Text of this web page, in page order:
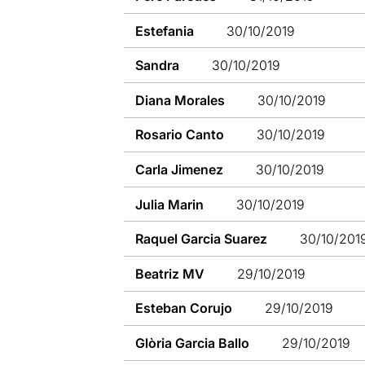
Estefania 30/10/2019
Sandra 30/10/2019
Diana Morales 30/10/2019
Rosario Canto 30/10/2019
Carla Jimenez 30/10/2019
Julia Marin 30/10/2019
Raquel Garcia Suarez 30/10/
Beatriz MV 29/10/2019
Esteban Corujo 29/10/2019
Glòria Garcia Ballo 29/10/2019